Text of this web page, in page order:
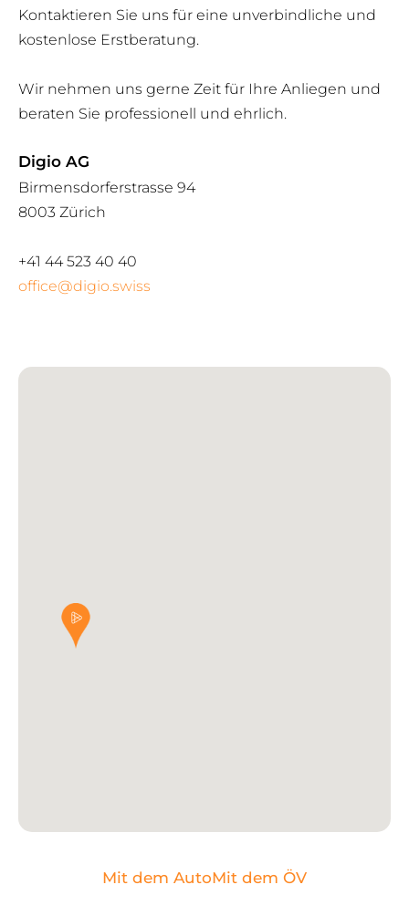
Kontaktieren Sie uns für eine unverbindliche und
kostenlose Erstberatung.
Wir nehmen uns gerne Zeit für Ihre Anliegen und
beraten Sie professionell und ehrlich.
Digio AG
Birmensdorferstrasse 94
8003 Zürich
+41 44 523 40 40
office@digio.swiss
Mit dem AutoMit dem ÖV